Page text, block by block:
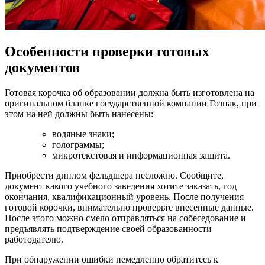
Особенности проверки готовых
документов
Готовая корочка об образовании должна быть изготовлена на
оригинальном бланке государственной компании Гознак, при
этом на ней должны быть нанесены:
водяные знаки;
голограммы;
микротекстовая и информационная защита.
Приобрести диплом фельдшера несложно. Сообщите,
документ какого учебного заведения хотите заказать, год
окончания, квалификационный уровень. После получения
готовой корочки, внимательно проверьте внесенные данные.
После этого можно смело отправляться на собеседование и
предъявлять подтверждение своей образованности
работодателю.
При обнаружении ошибки немедленно обратитесь к